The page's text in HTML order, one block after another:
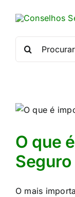
content
por:
O que
O mais